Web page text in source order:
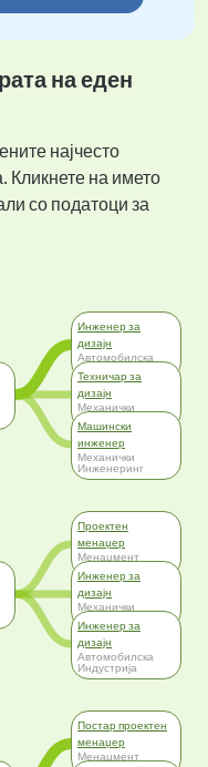
на еден
најчесто
Кликнете на името
со податоци за
Инженер за
дизајн
Автомобилска
Индустрија
Техничар за
дизајн
Механички
Инженеринг
Машински
инженер
Механички
Инженеринг
Проектен
менаџер
Менаџмент
Инженер за
дизајн
Механички
Инженеринг
Инженер за
дизајн
Автомобилска
Индустрија
Постар проектен
менаџер
Менаџмент